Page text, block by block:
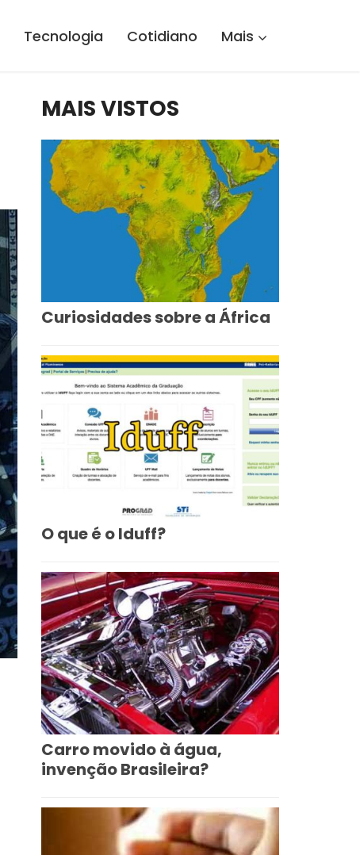
Tecnologia Cotidiano Mais
MAIS VISTOS
Curiosidades sobre a África
O que é o Iduff?
Carro movido à água,
invenção Brasileira?